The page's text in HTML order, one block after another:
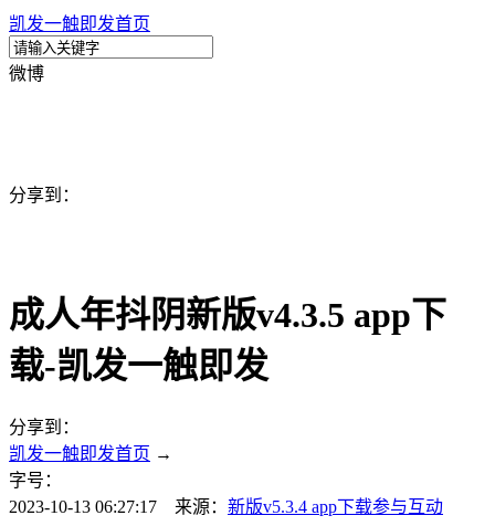
凯发一触即发首页
微博
分享到：
成人年抖阴新版v4.3.5 app下
载-凯发一触即发
分享到：
凯发一触即发首页 →
字号：
2023-10-13 06:27:17 来源： 新版v5.3.4 app下载参与互动